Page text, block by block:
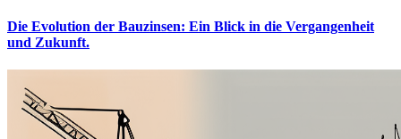
Die Evolution der Bauzinsen: Ein Blick in die Vergangenheit
und Zukunft.